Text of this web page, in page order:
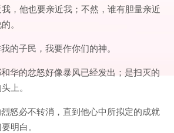
，他也要亲近我；不然，谁有胆量亲近
。
的子民，我要作你们的神。
华的忿怒好像暴风已经发出；是扫灭的
上。
怒必不转消，直到他心中所拟定的成就
明白。